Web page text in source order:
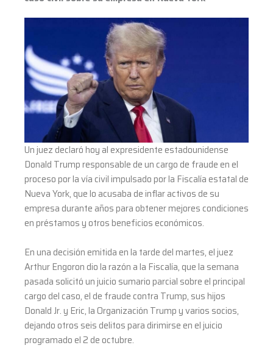
Un juez declaró hoy al expresidente estadounidense
Donald Trump responsable de un cargo de fraude en el
proceso por la vía civil impulsado por la Fiscalía estatal de
Nueva York, que lo acusaba de inflar activos de su
empresa durante años para obtener mejores condiciones
en préstamos y otros beneficios económicos.
En una decisión emitida en la tarde del martes, el juez
Arthur Engoron dio la razón a la Fiscalía, que la semana
pasada solicitó un juicio sumario parcial sobre el principal
cargo del caso, el de fraude contra Trump, sus hijos
Donald Jr. y Eric, la Organización Trump y varios socios,
dejando otros seis delitos para dirimirse en el juicio
programado el 2 de octubre.